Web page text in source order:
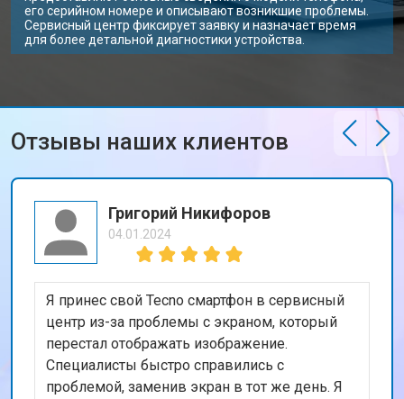
Замена северного моста от 3500 ₽ Заказать
Ремонт петель ноутбука Tecno от 3990 ₽ Заказать
его серийном номере и описывают возникшие проблемы.
Сервисный центр фиксирует заявку и назначает время
для более детальной диагностики устройства.
Отзывы наших клиентов
Григорий Никифоров
04.01.2024
Я принес свой Tecno смартфон в сервисный
центр из-за проблемы с экраном, который
перестал отображать изображение.
Специалисты быстро справились с
проблемой, заменив экран в тот же день. Я